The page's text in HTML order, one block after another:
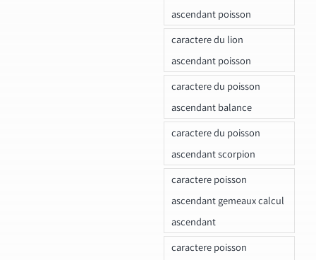
ascendant poisson
caractere du lion
ascendant poisson
caractere du poisson
ascendant balance
caractere du poisson
ascendant scorpion
caractere poisson
ascendant gemeaux calcul
ascendant
caractere poisson